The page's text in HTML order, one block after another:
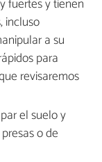
fuertes y tienen
incluso
a su
para
revisaremos
el suelo y
o de